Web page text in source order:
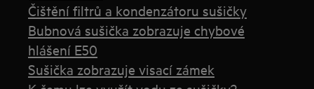
Čištění filtrů a kondenzátoru sušičky
Bubnová sušička zobrazuje chybové
hlášení E50
Sušička zobrazuje visací zámek